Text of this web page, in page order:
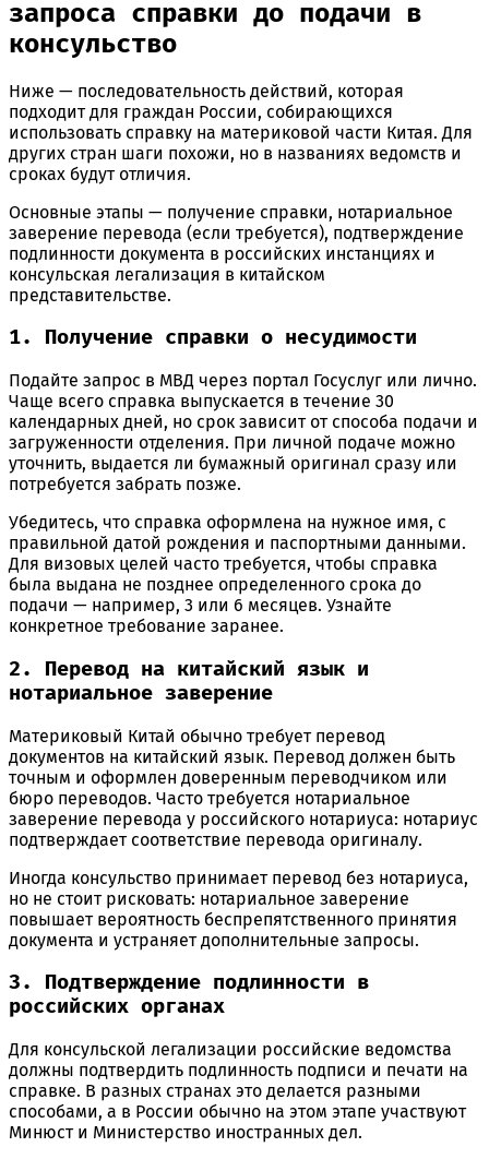
запроса справки до подачи в
консульство
Ниже — последовательность действий, которая
подходит для граждан России, собирающихся
использовать справку на материковой части Китая. Для
других стран шаги похожи, но в названиях ведомств и
сроках будут отличия.
Основные этапы — получение справки, нотариальное
заверение перевода (если требуется), подтверждение
подлинности документа в российских инстанциях и
консульская легализация в китайском
представительстве.
1. Получение справки о несудимости
Подайте запрос в МВД через портал Госуслуг или лично.
Чаще всего справка выпускается в течение 30
календарных дней, но срок зависит от способа подачи и
загруженности отделения. При личной подаче можно
уточнить, выдается ли бумажный оригинал сразу или
потребуется забрать позже.
Убедитесь, что справка оформлена на нужное имя, с
правильной датой рождения и паспортными данными.
Для визовых целей часто требуется, чтобы справка
была выдана не позднее определенного срока до
подачи — например, 3 или 6 месяцев. Узнайте
конкретное требование заранее.
2. Перевод на китайский язык и
нотариальное заверение
Материковый Китай обычно требует перевод
документов на китайский язык. Перевод должен быть
точным и оформлен доверенным переводчиком или
бюро переводов. Часто требуется нотариальное
заверение перевода у российского нотариуса: нотариус
подтверждает соответствие перевода оригиналу.
Иногда консульство принимает перевод без нотариуса,
но не стоит рисковать: нотариальное заверение
повышает вероятность беспрепятственного принятия
документа и устраняет дополнительные запросы.
3. Подтверждение подлинности в
российских органах
Для консульской легализации российские ведомства
должны подтвердить подлинность подписи и печати на
справке. В разных странах это делается разными
способами, а в России обычно на этом этапе участвуют
Минюст и Министерство иностранных дел.